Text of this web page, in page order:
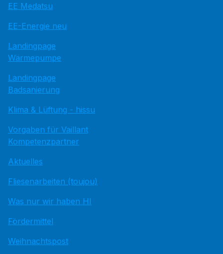
EE Medatsu
EE-Energie neu
Landingpage
Wärmepumpe
Landingpage
Badsanierung
Klima & Lüftung - hissu
Vorgaben für Vaillant
Kompetenzpartner
Aktuelles
Fliesenarbeiten (toujou)
Was nur wir haben HI
Fördermittel
Weihnachtspost